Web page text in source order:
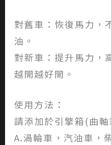
對舊車：恢復馬力，
油。
對新車：提升馬力，
越開越好開。
使用方法：
請添加於引擎箱(曲
A.渦輪車，汽油車，